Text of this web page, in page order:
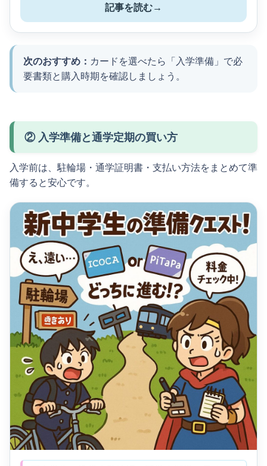
記事を読む→
次のおすすめ： カードを選べたら「入学準備」で必
要書類と購入時期を確認しましょう。
② 入学準備と通学定期の買い方
入学前は、駐輪場・通学証明書・支払い方法をまとめて準
備すると安心です。